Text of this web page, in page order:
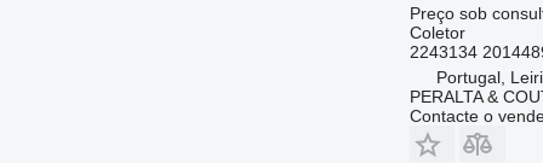
Preço sob
Coletor
2243134
Portugal,
PERALTA &
Contacte o